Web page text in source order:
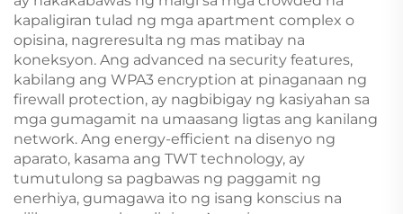
kapaligiran tulad ng mga apartment complex o
opisina, nagreresulta ng mas matibay na
koneksyon. Ang advanced na security features,
kabilang ang WPA3 encryption at pinaganaan ng
firewall protection, ay nagbibigay ng kasiyahan sa
mga gumagamit na umaasang ligtas ang kanilang
network. Ang energy-efficient na disenyo ng
aparato, kasama ang TWT technology, ay
tumutulong sa pagbawas ng paggamit ng
enerhiya, gumagawa ito ng isang konscius na